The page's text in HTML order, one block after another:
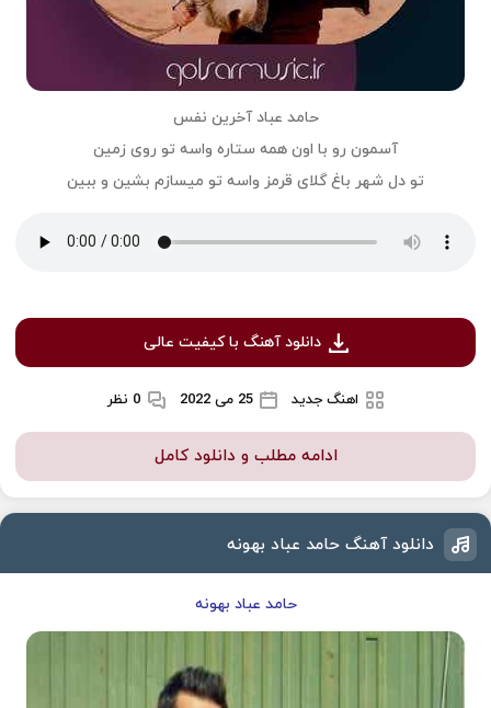
حامد عباد آخرین نفس
آسمون رو با اون همه ستاره واسه تو روی زمین
تو دل شهر باغ گلای قرمز واسه تو میسازم بشین و ببین
دانلود آهنگ با کیفیت عالی
اهنگ جدید 25 می 2022 0 نظر
ادامه مطلب و دانلود کامل
دانلود آهنگ حامد عباد بهونه
حامد عباد بهونه